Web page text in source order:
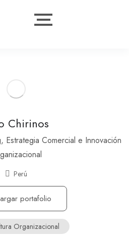
Chirinos
Estrategia Comercial e Innovación
Perú
portafolio
Organizacional